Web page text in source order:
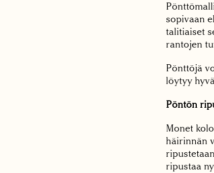
sopivaan
talitiaiset
rantojen
Pönttöjä
löytyy
Pöntön
Monet
häirinnän
ripustaa